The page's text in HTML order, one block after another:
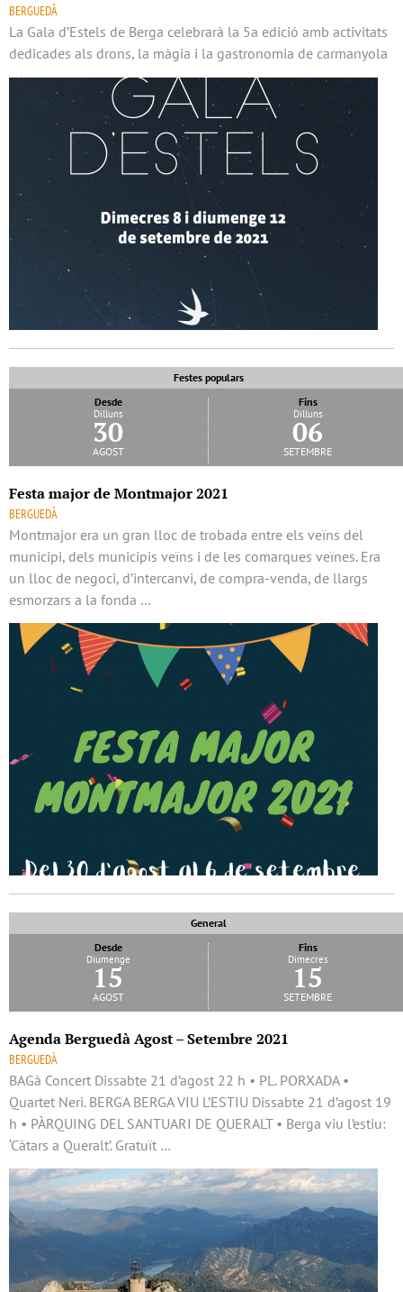
BERGUEDÀ
La Gala d’Estels de Berga celebrarà la 5a edició amb activitats
dedicades als drons, la màgia i la gastronomia de carmanyola
Festes populars
Desde
Dilluns
30
agost
Fins
Dilluns
06
setembre
Festa major de Montmajor 2021
BERGUEDÀ
Montmajor era un gran lloc de trobada entre els veïns del
municipi, dels municipis veïns i de les comarques veïnes. Era
un lloc de negoci, d’intercanvi, de compra-venda, de llargs
esmorzars a la fonda …
General
Desde
Diumenge
15
agost
Fins
Dimecres
15
setembre
Agenda Berguedà Agost – Setembre 2021
BERGUEDÀ
BAGà Concert Dissabte 21 d’agost 22 h • PL. PORXADA •
Quartet Neri. BERGA BERGA VIU L’ESTIU Dissabte 21 d’agost 19
h • PÀRQUING DEL SANTUARI DE QUERALT • Berga viu l’estiu:
‘Càtars a Queralt’. Gratuït …